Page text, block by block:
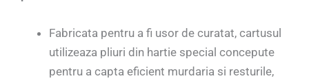
Fabricata pentru a fi usor de curatat, cartusul
utilizeaza pliuri din hartie special concepute
pentru a capta eficient murdaria si resturile,